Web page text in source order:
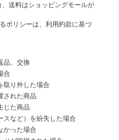
送料はショッピングモールが
ポリシーは、利用約款に基づ
品、交換
合
取り外した場合
された商品
じた商品
スなど）を紛失した場合
かった場合